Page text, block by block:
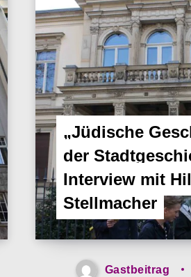
„Jüdische
der
Interview mit
Stellmacher
Gastbeitrag